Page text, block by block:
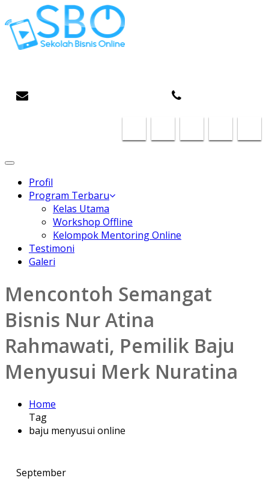
Toggle
Profil
Program Terbaru
Kelas Utama
Workshop Offline
Kelompok Mentoring Online
Testimoni
Galeri
Mencontoh Semangat
Bisnis Nur Atina
Rahmawati, Pemilik Baju
Menyusui Merk Nuratina
Home
Tag
baju menyusui online
September